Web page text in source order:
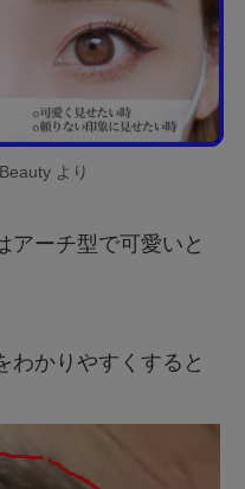
より
アーチ型で可愛いと
わかりやすくすると